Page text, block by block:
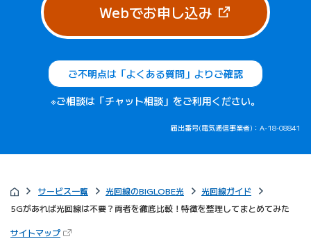
Webでお申し込み（新しいタブ
ご不明点は「よくある質問」よりご確認
※ご相談は「チャット相談」をご利用ください。
届出番号(電気通信事業者)：A-18-08841
サービス一覧 光回線のBIGLOBE光
光回線ガイド
5Gがあれば光回線は不要？両者を徹底比較！特徴を整理してまとめてみた
サイトマップ（新しいタブで開きます）